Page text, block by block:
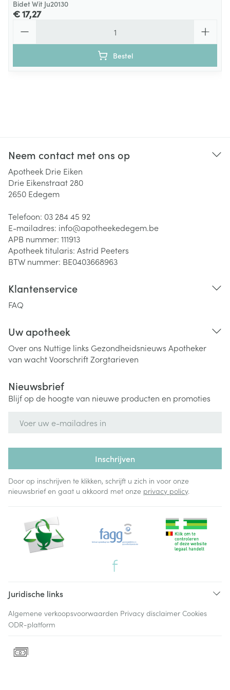
Bidet Wit Ju20130
€ 17,27
Bestel
Neem contact met ons op
Apotheek Drie Eiken
Drie Eikenstraat 280
2650 Edegem
Telefoon: 03 284 45 92
E-mailadres: info@apotheekedegem.be
APB nummer: 111913
Apotheek titularis: Astrid Peeters
BTW nummer: BE0403668963
Klantenservice
FAQ
Uw apotheek
Over ons Nuttige links Gezondheidsnieuws Apotheker
van wachtVoorschriftZorgtarieven
Nieuwsbrief
Blijf op de hoogte van nieuwe producten en promoties
Inschrijven
Door op inschrijven te klikken, schrijft u zich in voor onze
nieuwsbrief en gaat u akkoord met onze privacy policy.
Juridische links
Algemene verkoopsvoorwaarden Privacy disclaimer Cookies
ODR-platform